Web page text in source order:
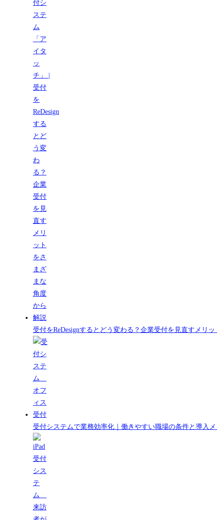
受付をReDesignするとどう変わる？企業受付を見直すメリ
受付システムで業務効率化｜働きやすい職場の条件と導入